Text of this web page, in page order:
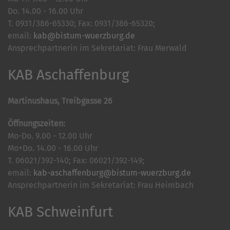
Do. 14.00 - 16.00 Uhr
T. 0931/386-65330; Fax: 0931/386-65320;
email: kab@bistum-wuerzburg.de
Ansprechpartnerin im Sekretariat: Frau Merwald
KAB Aschaffenburg
Martinushaus, Treibgasse 26
Öffnungszeiten:
Mo-Do. 9.00 - 12.00 Uhr
Mo+Do. 14.00 - 16.00 Uhr
T. 06021/392-140; Fax: 06021/392-149;
email: kab-aschaffenburg@bistum-wuerzburg.de
Ansprechpartnerin im Sekretariat: Frau Heimbach
KAB Schweinfurt